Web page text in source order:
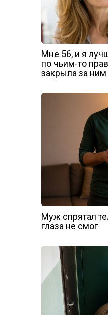
Мне 56, и я
по чьим-то
закрыла за
Муж спрятал
глаза не смог